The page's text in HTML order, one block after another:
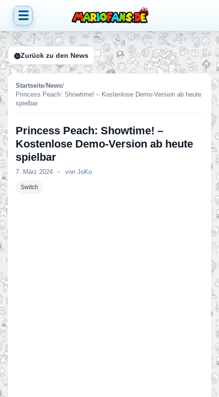
☰
Zurück zu den News
Startseite/News/
Princess Peach: Showtime! – Kostenlose Demo-Version ab heute
spielbar
Princess Peach: Showtime! –
Kostenlose Demo-Version ab heute
spielbar
7. März 2024 • von JoKo
Switch